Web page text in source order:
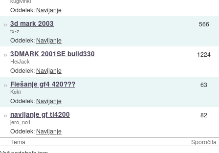
Tema Sporočila
Oddelek: Navijanje
» 3d mark 2003
tx-z
Oddelek: Navijanje
566
» 3DMARK 2001SE build330
HeiJack
Oddelek: Navijanje
1224
» Flešanje gf4 420???
Keki
Oddelek: Navijanje
63
» navijanje gf ti4200
jero_no1
Oddelek: Navijanje
82